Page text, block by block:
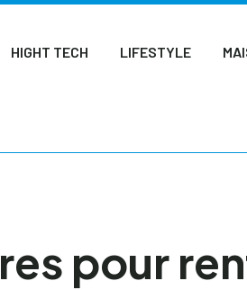
HIGHT TECH LIFESTYLE
pour